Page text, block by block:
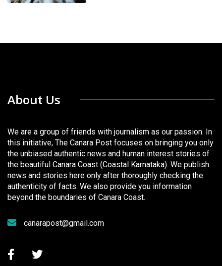
About Us
We are a group of friends with journalism as our passion. In
this initiative, The Canara Post focuses on bringing you only
the unbiased authentic news and human interest stories of
the beautiful Canara Coast (Coastal Karnataka). We publish
news and stories here only after thoroughly checking the
authenticity of facts. We also provide you information
beyond the boundaries of Canara Coast.
canarapost@gmail.com